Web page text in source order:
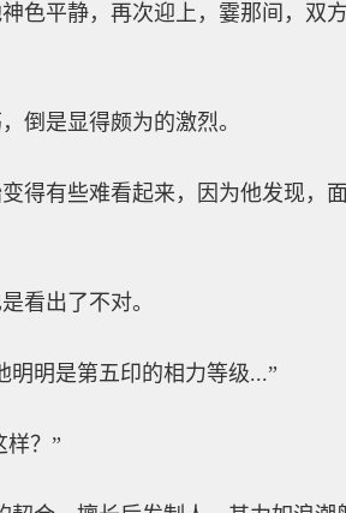
色平静，再次迎上，霎那间，双
倒是显得颇为的激烈。
得有些难看起来，因为他发现，
看出了不对。
明明是第五印的相力等级...”
样？”